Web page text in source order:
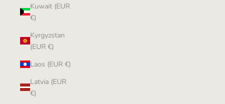
Kuwait (EUR
€)
Kyrgyzstan
(EUR €)
Laos (EUR €)
Latvia (EUR
€)